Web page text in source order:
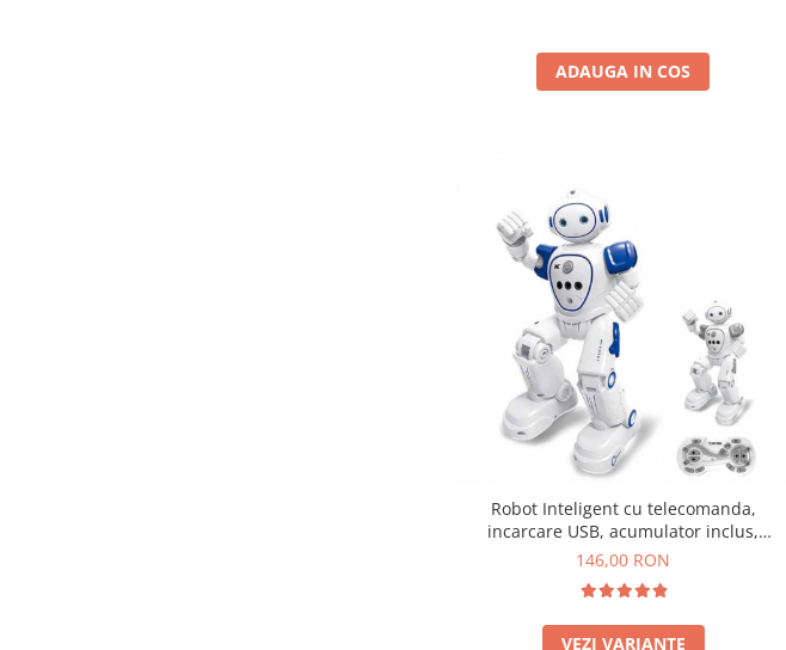
ADAUGA IN COS
Robot Inteligent cu telecomanda,
incarcare USB, acumulator inclus,
26.5x8x16 cm, Alb Albastru, + 8 Ani
146,00 RON
VEZI VARIANTE